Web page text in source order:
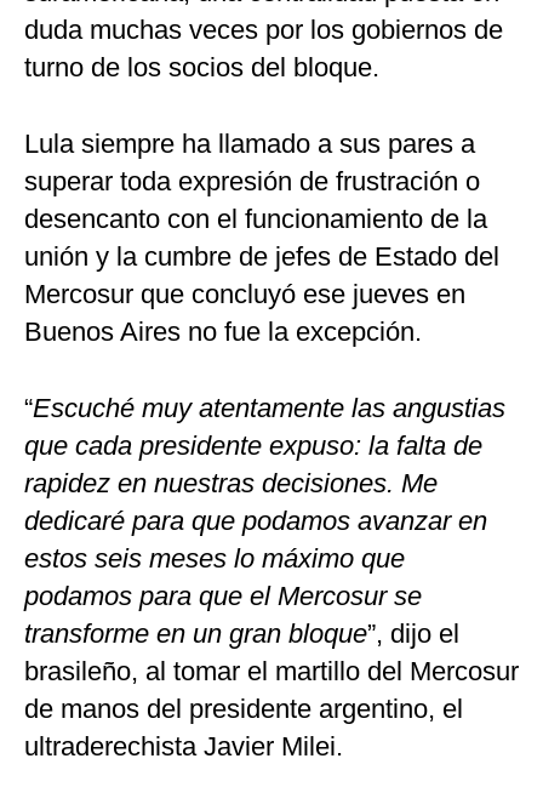
duda muchas veces por los gobiernos de
turno de los socios del bloque.
Lula siempre ha llamado a sus pares a
superar toda expresión de frustración o
desencanto con el funcionamiento de la
unión y la cumbre de jefes de Estado del
Mercosur que concluyó ese jueves en
Buenos Aires no fue la excepción.
“Escuché muy atentamente las angustias
que cada presidente expuso: la falta de
rapidez en nuestras decisiones. Me
dedicaré para que podamos avanzar en
estos seis meses lo máximo que
podamos para que el Mercosur se
transforme en un gran bloque”, dijo el
brasileño, al tomar el martillo del Mercosur
de manos del presidente argentino, el
ultraderechista Javier Milei.